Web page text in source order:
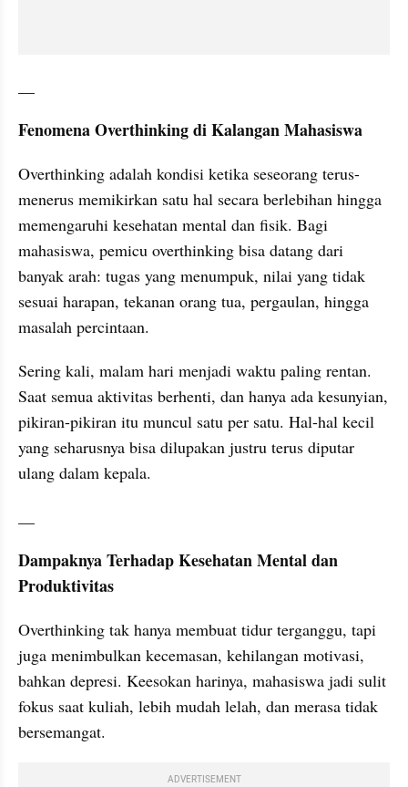
Fenomena Overthinking di Kalangan Mahasiswa
Overthinking adalah kondisi ketika seseorang terus-
menerus memikirkan satu hal secara berlebihan hingga
memengaruhi kesehatan mental dan fisik. Bagi
mahasiswa, pemicu overthinking bisa datang dari
banyak arah: tugas yang menumpuk, nilai yang tidak
sesuai harapan, tekanan orang tua, pergaulan, hingga
masalah percintaan.
Sering kali, malam hari menjadi waktu paling rentan.
Saat semua aktivitas berhenti, dan hanya ada kesunyian,
pikiran-pikiran itu muncul satu per satu. Hal-hal kecil
yang seharusnya bisa dilupakan justru terus diputar
ulang dalam kepala.
Dampaknya Terhadap Kesehatan Mental dan
Produktivitas
Overthinking tak hanya membuat tidur terganggu, tapi
juga menimbulkan kecemasan, kehilangan motivasi,
bahkan depresi. Keesokan harinya, mahasiswa jadi sulit
fokus saat kuliah, lebih mudah lelah, dan merasa tidak
bersemangat.
ADVERTISEMENT